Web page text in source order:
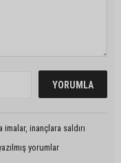
inançlara saldırı
yorumlar